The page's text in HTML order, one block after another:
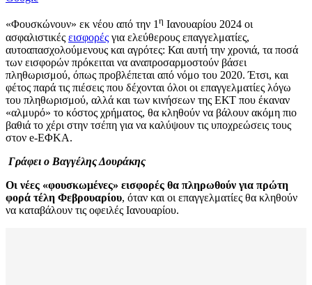
«Φουσκώνουν» εκ νέου από την 1η Ιανουαρίου 2024 οι
ασφαλιστικές εισφορές για ελεύθερους επαγγελματίες,
αυτοαπασχολούμενους και αγρότες: Και αυτή την χρονιά, τα ποσά
των εισφορών πρόκειται να αναπροσαρμοστούν βάσει
πληθωρισμού, όπως προβλέπεται από νόμο του 2020. Έτσι, και
φέτος παρά τις πιέσεις που δέχονται όλοι οι επαγγελματίες λόγω
του πληθωρισμού, αλλά και των κινήσεων της ΕΚΤ που έκαναν
«αλμυρό» το κόστος χρήματος, θα κληθούν να βάλουν ακόμη πιο
βαθιά το χέρι στην τσέπη για να καλύψουν τις υποχρεώσεις τους
στον e-ΕΦΚΑ.
Γράφει ο Βαγγέλης Δουράκης
Οι νέες «φουσκωμένες» εισφορές θα πληρωθούν για πρώτη
φορά τέλη Φεβρουαρίου, όταν και οι επαγγελματίες θα κληθούν
να καταβάλουν τις οφειλές Ιανουαρίου.